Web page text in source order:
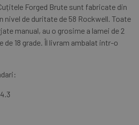
Forged Brute sunt fabricate din
nivel de duritate de 58 Rockwell. Toate
manual, au o grosime a lamei de 2
de 18 grade. Îl livram ambalat intr-o